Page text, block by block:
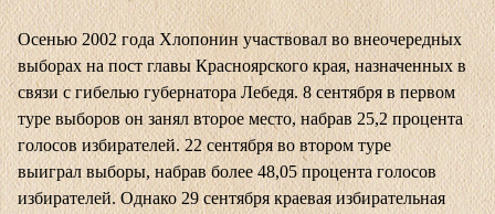
Осенью 2002 года Хлопонин участвовал во внеочередных
выборах на пост главы Красноярского края, назначенных в
связи с гибелью губернатора Лебедя. 8 сентября в первом
туре выборов он занял второе место, набрав 25,2 процента
голосов избирателей. 22 сентября во втором туре
выиграл выборы, набрав более 48,05 процента голосов
избирателей. Однако 29 сентября краевая избирательная